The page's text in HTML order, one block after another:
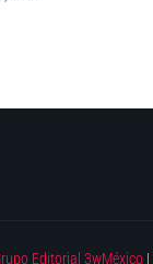
Editorial 3wMéxico |